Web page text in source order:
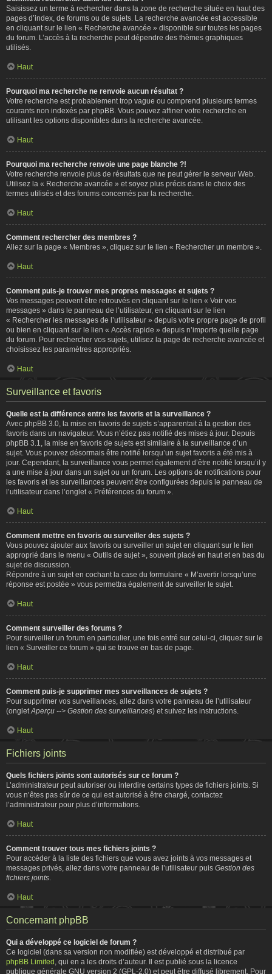
Saisissez un terme à rechercher dans la zone de recherche située en haut des
pages d’index, de forums ou de sujets. La recherche avancée est accessible
en cliquant sur le lien « Recherche avancée » disponible sur toutes les pages
du forum. L’accès à la recherche peut dépendre des thèmes graphiques
utilisés.
Haut
Pourquoi ma recherche ne renvoie aucun résultat ?
Votre recherche est probablement trop vague ou comprend plusieurs termes
courants non indexés par phpBB. Vous pouvez affiner votre recherche en
utilisant les options disponibles dans la recherche avancée.
Haut
Pourquoi ma recherche renvoie une page blanche ?!
Votre recherche renvoie plus de résultats que ne peut gérer le serveur Web.
Utilisez la « Recherche avancée » et soyez plus précis dans le choix des
termes utilisés et des forums concernés par la recherche.
Haut
Comment rechercher des membres ?
Allez sur la page « Membres », cliquez sur le lien « Rechercher un membre ».
Haut
Comment puis-je trouver mes propres messages et sujets ?
Vos messages peuvent être retrouvés en cliquant sur le lien « Voir vos
messages » dans le panneau de l’utilisateur, en cliquant sur le lien
« Rechercher les messages de l’utilisateur » depuis votre propre page de profil
ou bien en cliquant sur le lien « Accès rapide » depuis n’importe quelle page
du forum. Pour rechercher vos sujets, utilisez la page de recherche avancée et
choisissez les paramètres appropriés.
Haut
Surveillance et favoris
Quelle est la différence entre les favoris et la surveillance ?
Avec phpBB 3.0, la mise en favoris de sujets s’apparentait à la gestion des
favoris dans un navigateur. Vous n’étiez pas notifié des mises à jour. Depuis
phpBB 3.1, la mise en favoris de sujets est similaire à la surveillance d’un
sujet. Vous pouvez désormais être notifié lorsqu’un sujet favoris a été mis à
jour. Cependant, la surveillance vous permet également d’être notifié lorsqu’il y
a une mise à jour dans un sujet ou un forum. Les options de notifications pour
les favoris et les surveillances peuvent être configurées depuis le panneau de
l’utilisateur dans l’onglet « Préférences du forum ».
Haut
Comment mettre en favoris ou surveiller des sujets ?
Vous pouvez ajouter aux favoris ou surveiller un sujet en cliquant sur le lien
approprié dans le menu « Outils de sujet », souvent placé en haut et en bas du
sujet de discussion.
Répondre à un sujet en cochant la case du formulaire « M’avertir lorsqu’une
réponse est postée » vous permettra également de surveiller le sujet.
Haut
Comment surveiller des forums ?
Pour surveiller un forum en particulier, une fois entré sur celui-ci, cliquez sur le
lien « Surveiller ce forum » qui se trouve en bas de page.
Haut
Comment puis-je supprimer mes surveillances de sujets ?
Pour supprimer vos surveillances, allez dans votre panneau de l’utilisateur
(onglet Aperçu --> Gestion des surveillances) et suivez les instructions.
Haut
Fichiers joints
Quels fichiers joints sont autorisés sur ce forum ?
L’administrateur peut autoriser ou interdire certains types de fichiers joints. Si
vous n’êtes pas sûr de ce qui est autorisé à être chargé, contactez
l’administrateur pour plus d’informations.
Haut
Comment trouver tous mes fichiers joints ?
Pour accéder à la liste des fichiers que vous avez joints à vos messages et
messages privés, allez dans votre panneau de l’utilisateur puis Gestion des
fichiers joints
Haut
Concernant phpBB
Qui a développé ce logiciel de forum ?
Ce logiciel (dans sa version non modifiée) est développé et distribué par
phpBB Limited , qui en a les droits d’auteur. Il est publié sous la licence
publique générale GNU version 2 (GPL-2.0) et peut être diffusé librement. Pour